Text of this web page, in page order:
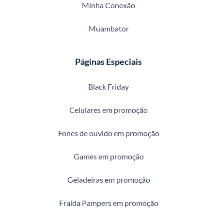
Minha Conexão
Muambator
Páginas Especiais
Black Friday
Celulares em promoção
Fones de ouvido em promoção
Games em promoção
Geladeiras em promoção
Fralda Pampers em promoção